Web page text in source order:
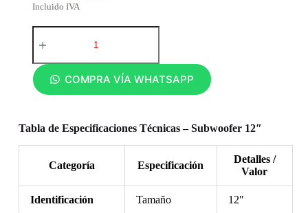
Incluido IVA
COMPRA VÍA WHATSAPP
Tabla de Especificaciones Técnicas – Subwoofer 12″
Categoría Especificación
Detalles /
Valor
Identificación Tamaño 12″